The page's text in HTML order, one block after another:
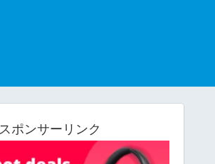
スポンサーリンク